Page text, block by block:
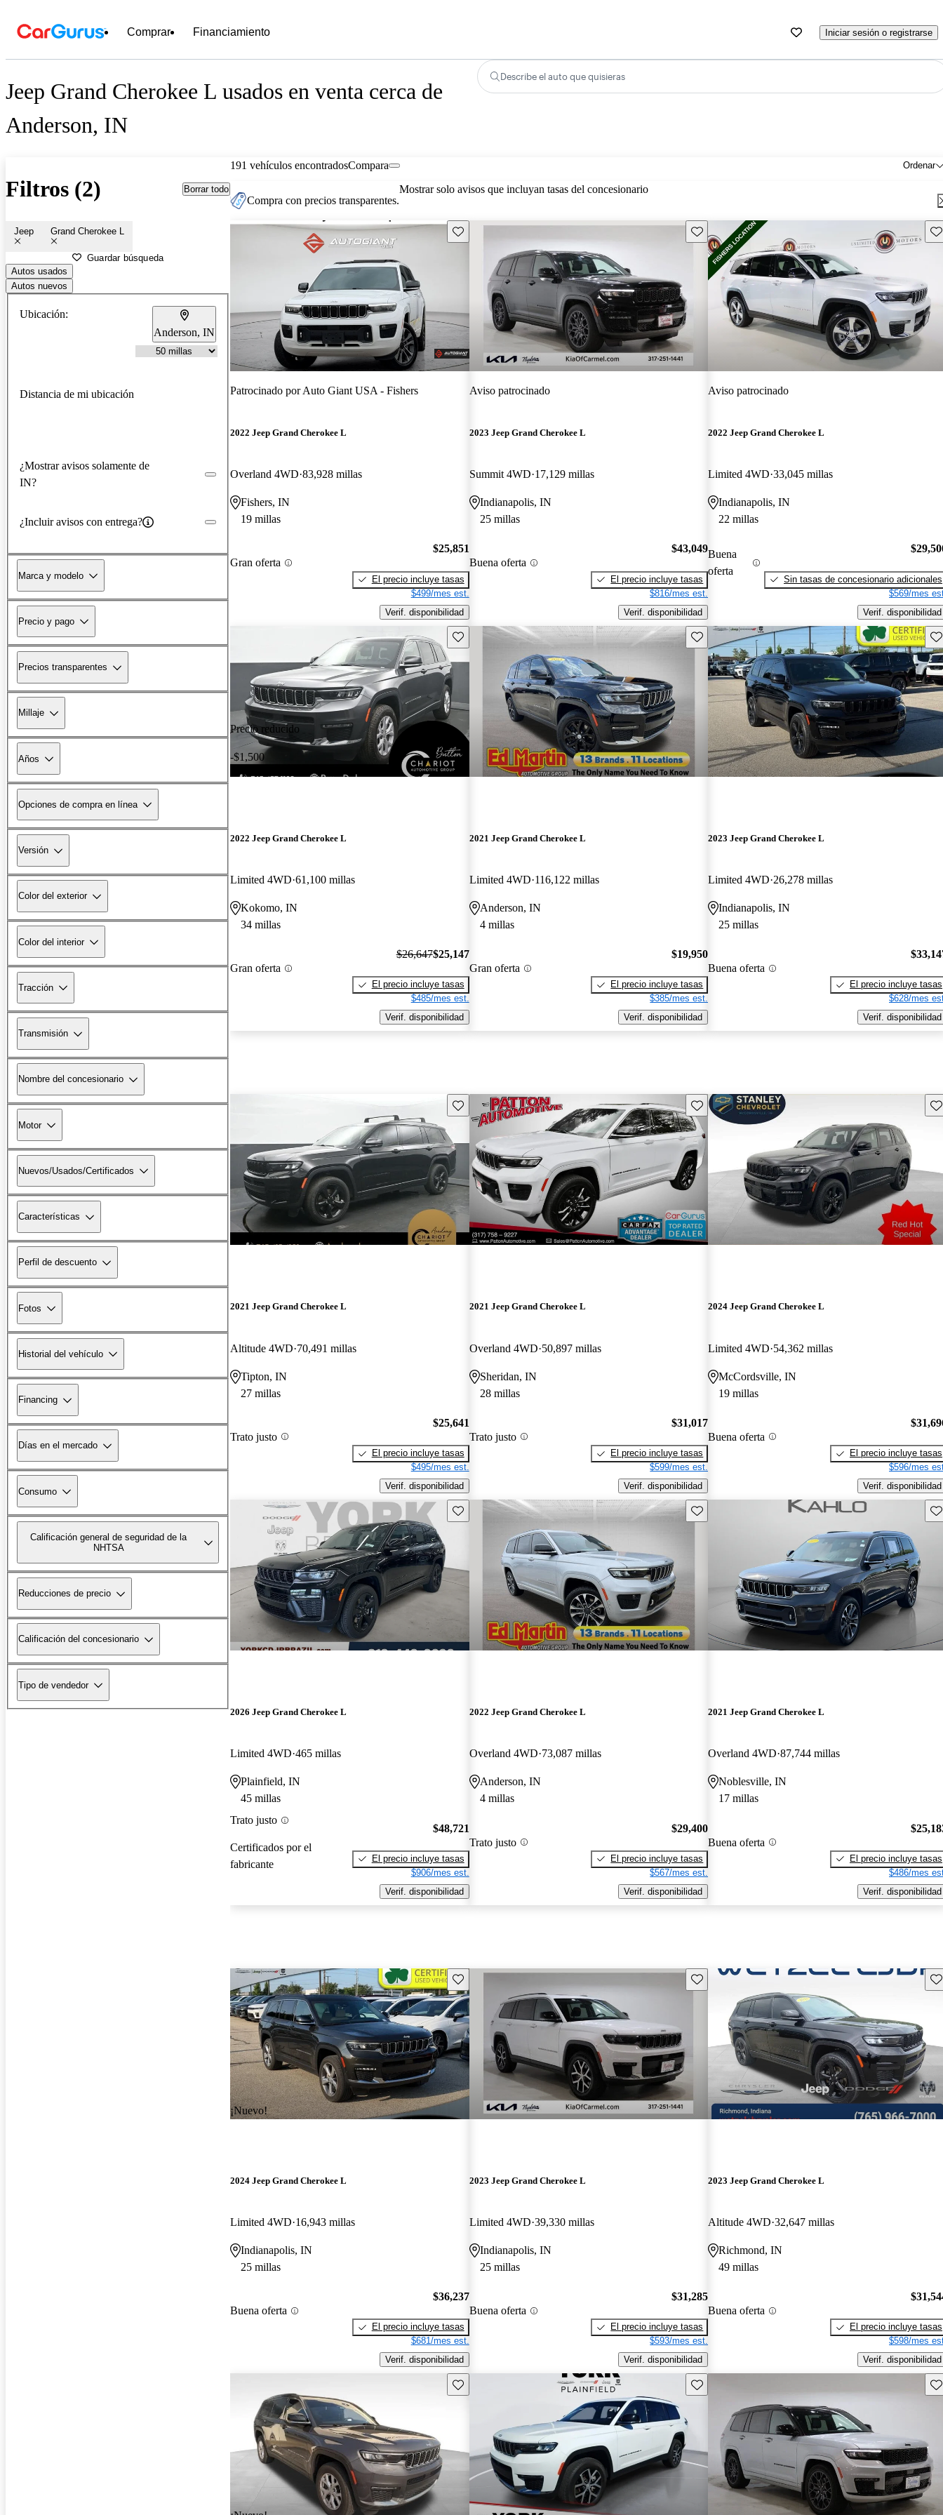
Comprar Financiamiento Iniciar sesión o registrarse
Jeep Grand Cherokee L usados en venta cerca de
Anderson, IN
Describe el auto que quisieras
Filtros (2) Borrar todo
Jeep Grand Cherokee L
Guardar búsqueda
Autos usados
Autos nuevos
Ubicación:
Anderson, IN
Distancia de mi ubicación
¿Mostrar avisos solamente de
IN?
¿Incluir avisos con entrega?
Marca y modelo
Precio y pago
Precios transparentes
Millaje
Años
Opciones de compra en línea
Versión
Color del exterior
Color del interior
Tracción
Transmisión
Nombre del concesionario
Motor
Nuevos/Usados/Certificados
Características
Perfil de descuento
Fotos
Historial del vehículo
Financing
Días en el mercado
Consumo
Calificación general de seguridad de la
NHTSA
Reducciones de precio
Calificación del concesionario
Tipo de vendedor
191 vehículos encontrados Ordenar
Compara
Compra con precios transparentes.
Mostrar solo avisos que incluyan tasas del concesionario
Guarda este Aviso
Patrocinado porAuto Giant USA - Fishers
2022 Jeep Grand Cherokee L
Overland 4WD 83,928 millas
Fishers, IN
19 millas
Gran oferta
$25,851
El precio incluye tasas
$499/mes est.
Verif. disponibilidad
Guarda este Aviso
Aviso patrocinado
2023 Jeep Grand Cherokee L
Summit 4WD 17,129 millas
Indianapolis, IN
25 millas
Buena oferta
$43,049
El precio incluye tasas
$816/mes est.
Verif. disponibilidad
Aviso patrocinado
2022 Jeep Grand Cherokee L
Limited 4WD 33,045 millas
Indianapolis, IN
22 millas
Buena
oferta
Sin tasas de concesionario adicionales
$569/mes
Verif. disponibilidad
Precio reducido
-$1,500
Guarda este Aviso
2022 Jeep Grand Cherokee L
Limited 4WD 61,100 millas
Kokomo, IN
34 millas
Gran oferta
$26,647$25,147
El precio incluye tasas
$485/mes est.
Verif. disponibilidad
Guarda este Aviso
2021 Jeep Grand Cherokee L
Limited 4WD 116,122 millas
Anderson, IN
4 millas
Gran oferta
$19,950
El precio incluye tasas
$385/mes est.
Verif. disponibilidad
2023 Jeep Grand Cherokee L
Limited 4WD 26,278 millas
Indianapolis, IN
25 millas
Buena oferta
El precio incluye tasas
$628/mes
Verif. disponibilidad
Guarda este Aviso
2021 Jeep Grand Cherokee L
Altitude 4WD 70,491 millas
Tipton, IN
27 millas
Trato justo
$25,641
El precio incluye tasas
$495/mes est.
Verif. disponibilidad
Guarda este Aviso
2021 Jeep Grand Cherokee L
Overland 4WD 50,897 millas
Sheridan, IN
28 millas
Trato justo
$31,017
El precio incluye tasas
$599/mes est.
Verif. disponibilidad
2024 Jeep Grand Cherokee L
Limited 4WD 54,362 millas
McCordsville, IN
19 millas
Buena oferta
El precio incluye tasas
$596/mes
Verif. disponibilidad
Guarda este Aviso
2026 Jeep Grand Cherokee L
Limited 4WD 465 millas
Plainfield, IN
45 millas
Trato justo
Certificados por el
fabricante
$48,721
El precio incluye tasas
$906/mes est.
Verif. disponibilidad
Guarda este Aviso
2022 Jeep Grand Cherokee L
Overland 4WD 73,087 millas
Anderson, IN
4 millas
Trato justo
$29,400
El precio incluye tasas
$567/mes est.
Verif. disponibilidad
2021 Jeep Grand Cherokee L
Overland 4WD 87,744 millas
Noblesville, IN
17 millas
Buena oferta
El precio incluye tasas
$486/mes
Verif. disponibilidad
¡Nuevo!
Guarda este Aviso
2024 Jeep Grand Cherokee L
Limited 4WD 16,943 millas
Indianapolis, IN
25 millas
Buena oferta
$36,237
El precio incluye tasas
$681/mes est.
Verif. disponibilidad
Guarda este Aviso
2023 Jeep Grand Cherokee L
Limited 4WD 39,330 millas
Indianapolis, IN
25 millas
Buena oferta
$31,285
El precio incluye tasas
$593/mes est.
Verif. disponibilidad
2023 Jeep Grand Cherokee L
Altitude 4WD 32,647 millas
Richmond, IN
49 millas
Buena oferta
El precio incluye tasas
$598/mes
Verif. disponibilidad
Guarda este Aviso Guarda este Aviso